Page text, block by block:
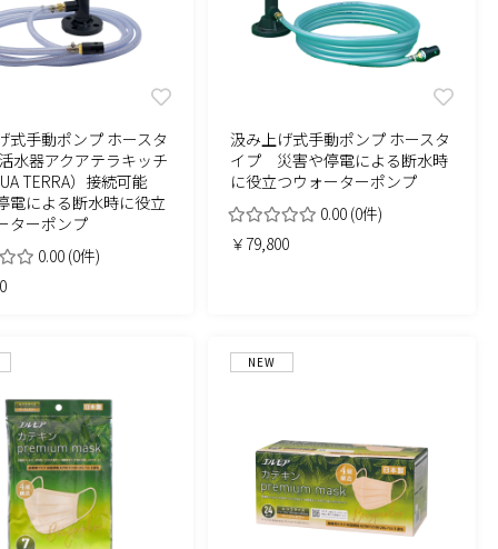
式手動ポンプ ホースタ
水器アクアテラキッチ
TERRA）接続可能
電による断水時に役立
ターポンプ
0.00 (0件)
汲み上げ式手動ポンプ ホースタ
イプ 災害や停電による断水時
に役立つウォーターポンプ
0.00 (0件)
￥79,800
NEW